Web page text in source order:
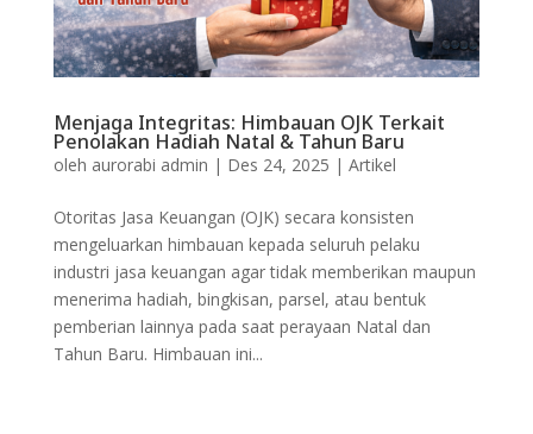
Menjaga Integritas: Himbauan OJK Terkait
Penolakan Hadiah Natal & Tahun Baru
oleh aurorabi admin | Des 24, 2025 | Artikel
Otoritas Jasa Keuangan (OJK) secara konsisten
mengeluarkan himbauan kepada seluruh pelaku
industri jasa keuangan agar tidak memberikan maupun
menerima hadiah, bingkisan, parsel, atau bentuk
pemberian lainnya pada saat perayaan Natal dan
Tahun Baru. Himbauan ini...